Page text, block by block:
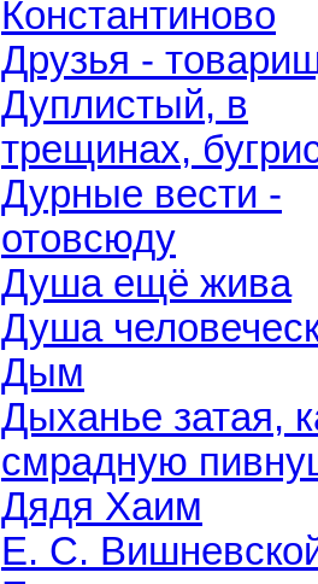
Константиново
Друзья -
Дуплистый, в
трещинах,
Дурные вести -
отовсюду
Душа ещё жива
Душа
Дым
Дыханье затая,
смрадную
Дядя Хаим
Е. С.